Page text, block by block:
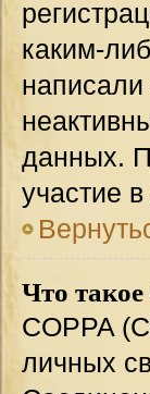
каким-
данных.
участие
Что
COPPA
личных